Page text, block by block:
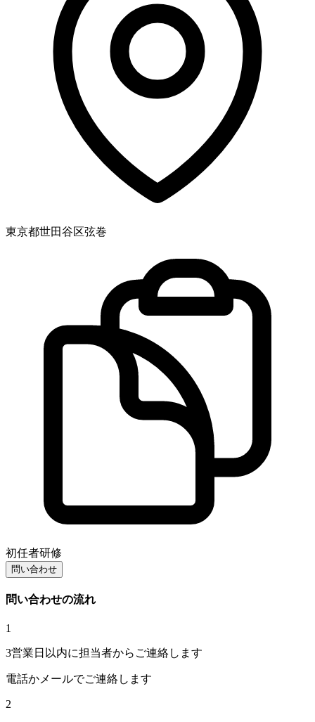
東京都世田谷区弦巻
初任者研修
問い合わせ
問い合わせの流れ
1
3営業日以内に担当者からご連絡します
電話かメールでご連絡します
2